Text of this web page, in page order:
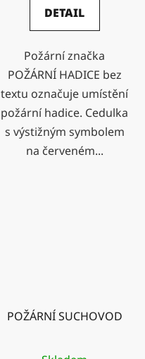
DETAIL
Požární značka
POŽÁRNÍ HADICE bez
textu označuje umístění
požární hadice. Cedulka
s výstižným symbolem
na červeném...
POŽÁRNÍ SUCHOVOD